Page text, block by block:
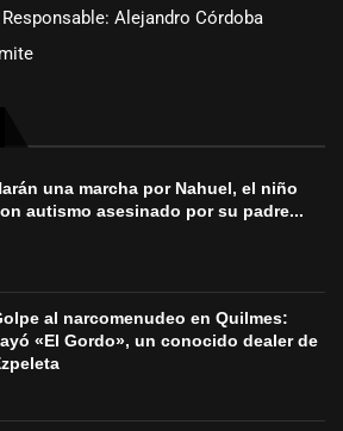
Alejandro Córdoba
una marcha por Nahuel, el niño
autismo asesinado por su padre...
al narcomenudeo en Quilmes:
«El Gordo», un conocido dealer de